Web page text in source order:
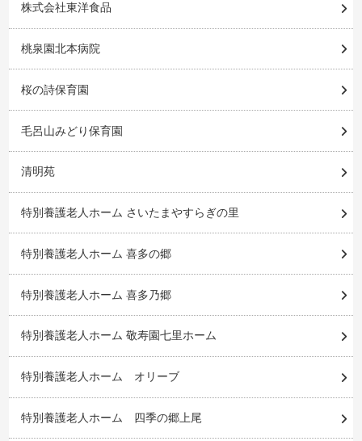
株式会社東洋食品
桃泉園北本病院
桜の詩保育園
毛呂山みどり保育園
清明苑
特別養護老人ホーム さいたまやすらぎの里
特別養護老人ホーム 喜多の郷
特別養護老人ホーム 喜多乃郷
特別養護老人ホーム 敬寿園七里ホーム
特別養護老人ホーム オリーブ
特別養護老人ホーム 四季の郷上尾